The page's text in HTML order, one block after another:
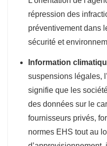
répression des
préventivement dans
sécurité et
Information
suspensions légales,
signifie que les
des données sur le
fournisseurs privés,
normes EHS tout au